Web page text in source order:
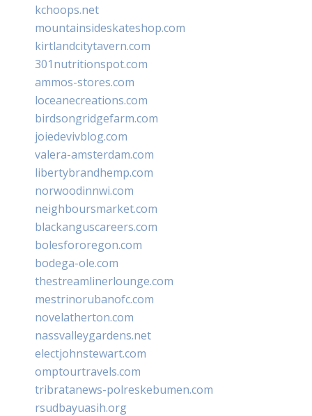
kchoops.net
mountainsideskateshop.com
kirtlandcitytavern.com
301nutritionspot.com
ammos-stores.com
loceanecreations.com
birdsongridgefarm.com
joiedevivblog.com
valera-amsterdam.com
libertybrandhemp.com
norwoodinnwi.com
neighboursmarket.com
blackanguscareers.com
bolesfororegon.com
bodega-ole.com
thestreamlinerlounge.com
mestrinorubanofc.com
novelatherton.com
nassvalleygardens.net
electjohnstewart.com
omptourtravels.com
tribratanews-polreskebumen.com
rsudbayuasih.org